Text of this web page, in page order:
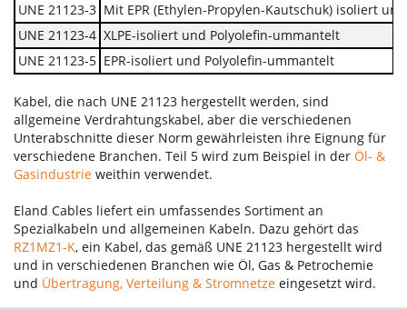
UNE 21123-3 Mit EPR (Ethylen-Propylen-Kautschuk) isoliert
UNE 21123-4 XLPE-isoliert und Polyolefin-ummantelt
UNE 21123-5 EPR-isoliert und Polyolefin-ummantelt
Kabel, die nach UNE 21123 hergestellt werden, sind
allgemeine Verdrahtungskabel, aber die verschiedenen
Unterabschnitte dieser Norm gewährleisten ihre Eignung für
verschiedene Branchen. Teil 5 wird zum Beispiel in der Öl- &
Gasindustrie weithin verwendet.
Eland Cables liefert ein umfassendes Sortiment an
Spezialkabeln und allgemeinen Kabeln. Dazu gehört das
RZ1MZ1-K, ein Kabel, das gemäß UNE 21123 hergestellt wird
und in verschiedenen Branchen wie Öl, Gas & Petrochemie
und Übertragung, Verteilung & Stromnetze eingesetzt wird.